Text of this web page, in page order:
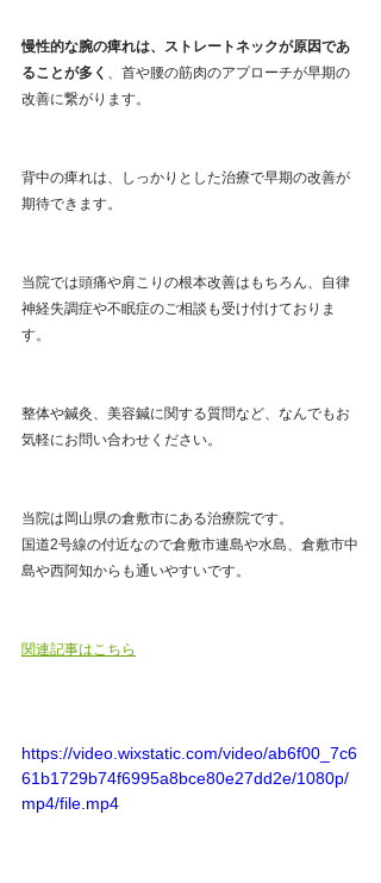
慢性的な腕の痺れは、ストレートネックが原因であ
ることが多く 、首や腰の筋肉のアプローチが早期の
改善に繋がります。
背中の痺れは、しっかりとした治療で早期の改善が
期待できます。
当院では頭痛や肩こりの根本改善はもちろん、自律
神経失調症や不眠症のご相談も受け付けておりま
す。
整体や鍼灸、美容鍼に関する質問など、なんでもお
気軽にお問い合わせください。
当院は岡山県の倉敷市にある治療院です。
国道2号線の付近なので倉敷市連島や水島、倉敷市中
島や西阿知からも通いやすいです。
関連記事はこちら
https://video.wixstatic.com/video/ab6f00_7c6
61b1729b74f6995a8bce80e27dd2e/1080p/
mp4/file.mp4